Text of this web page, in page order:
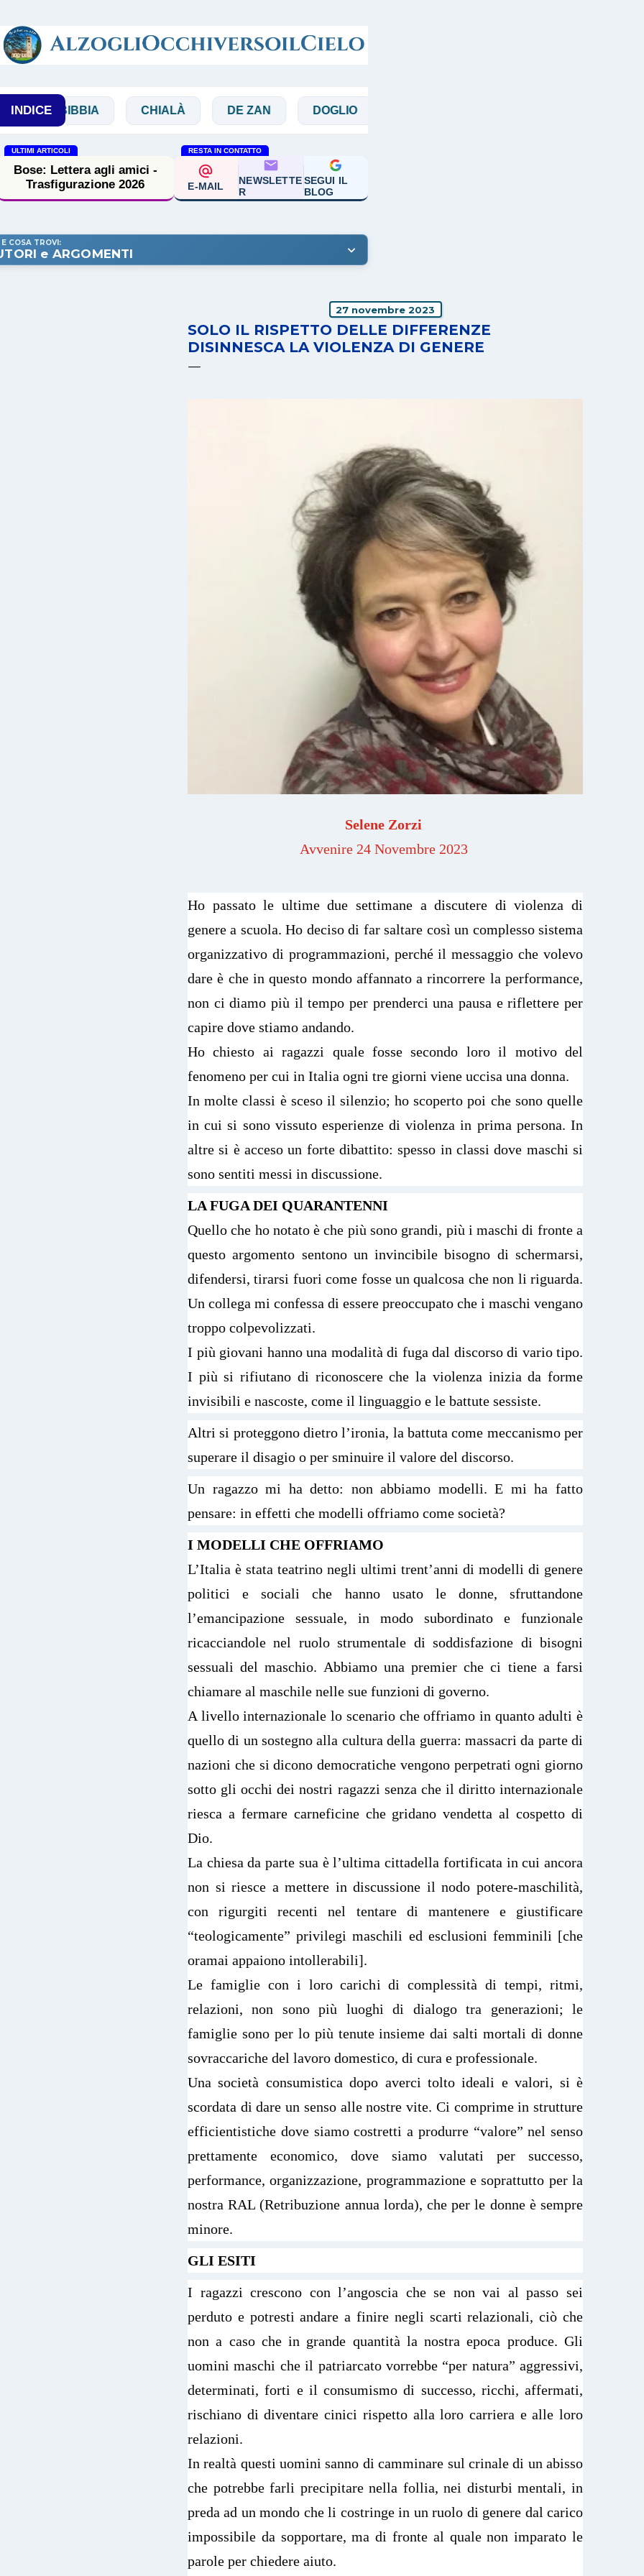
INDICE
BIBBIA CHIALÀ DE ZAN DOGLIO MAGGI
ULTIMI ARTICOLI
Bose: Lettera agli amici -
Trasfigurazione 2026
RESTA IN CONTATTO
E-MAIL
NEWSLETTE
R
SEGUI IL
BLOG
E COSA TROVI:
e ARGOMENTI
27 novembre 2023
SOLO IL RISPETTO DELLE DIFFERENZE
DISINNESCA LA VIOLENZA DI GENERE
Selene Zorzi
Avvenire 24 Novembre 2023
Ho passato le ultime due settimane a discutere di violenza di
genere a scuola. Ho deciso di far saltare così un complesso sistema
organizzativo di programmazioni, perché il messaggio che volevo
dare è che in questo mondo affannato a rincorrere la performance,
non ci diamo più il tempo per prenderci una pausa e riflettere per
capire dove stiamo andando.
Ho chiesto ai ragazzi quale fosse secondo loro il motivo del
fenomeno per cui in Italia ogni tre giorni viene uccisa una donna.
In molte classi è sceso il silenzio; ho scoperto poi che sono quelle
in cui si sono vissuto esperienze di violenza in prima persona. In
altre si è acceso un forte dibattito: spesso in classi dove maschi si
sono sentiti messi in discussione.
LA FUGA DEI QUARANTENNI
Quello che ho notato è che più sono grandi, più i maschi di fronte a
questo argomento sentono un invincibile bisogno di schermarsi,
difendersi, tirarsi fuori come fosse un qualcosa che non li riguarda.
Un collega mi confessa di essere preoccupato che i maschi vengano
troppo colpevolizzati.
I più giovani hanno una modalità di fuga dal discorso di vario tipo.
I più si rifiutano di riconoscere che la violenza inizia da forme
invisibili e nascoste, come il linguaggio e le battute sessiste.
Altri si proteggono dietro l’ironia, la battuta come meccanismo per
superare il disagio o per sminuire il valore del discorso.
Un ragazzo mi ha detto: non abbiamo modelli. E mi ha fatto
pensare: in effetti che modelli offriamo come società?
I MODELLI CHE OFFRIAMO
L’Italia è stata teatrino negli ultimi trent’anni di modelli di genere
politici e sociali che hanno usato le donne, sfruttandone
l’emancipazione sessuale, in modo subordinato e funzionale
ricacciandole nel ruolo strumentale di soddisfazione di bisogni
sessuali del maschio. Abbiamo una premier che ci tiene a farsi
chiamare al maschile nelle sue funzioni di governo.
A livello internazionale lo scenario che offriamo in quanto adulti è
quello di un sostegno alla cultura della guerra: massacri da parte di
nazioni che si dicono democratiche vengono perpetrati ogni giorno
sotto gli occhi dei nostri ragazzi senza che il diritto internazionale
riesca a fermare carneficine che gridano vendetta al cospetto di
Dio.
La chiesa da parte sua è l’ultima cittadella fortificata in cui ancora
non si riesce a mettere in discussione il nodo potere-maschilità,
con rigurgiti recenti nel tentare di mantenere e giustificare
“teologicamente” privilegi maschili ed esclusioni femminili [che
oramai appaiono intollerabili].
Le famiglie con i loro carichi di complessità di tempi, ritmi,
relazioni, non sono più luoghi di dialogo tra generazioni; le
famiglie sono per lo più tenute insieme dai salti mortali di donne
sovraccariche del lavoro domestico, di cura e professionale.
Una società consumistica dopo averci tolto ideali e valori, si è
scordata di dare un senso alle nostre vite. Ci comprime in strutture
efficientistiche dove siamo costretti a produrre “valore” nel senso
prettamente economico, dove siamo valutati per successo,
performance, organizzazione, programmazione e soprattutto per la
nostra RAL (Retribuzione annua lorda), che per le donne è sempre
minore.
GLI ESITI
I ragazzi crescono con l’angoscia che se non vai al passo sei
perduto e potresti andare a finire negli scarti relazionali, ciò che
non a caso che in grande quantità la nostra epoca produce. Gli
uomini maschi che il patriarcato vorrebbe “per natura” aggressivi,
determinati, forti e il consumismo di successo, ricchi, affermati,
rischiano di diventare cinici rispetto alla loro carriera e alle loro
relazioni.
In realtà questi uomini sanno di camminare sul crinale di un abisso
che potrebbe farli precipitare nella follia, nei disturbi mentali, in
preda ad un mondo che li costringe in un ruolo di genere dal carico
impossibile da sopportare, ma di fronte al quale non imparato le
parole per chiedere aiuto.